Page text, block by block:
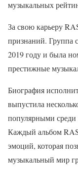
музыкальных
За свою карьеру
признаний. Группа
2019 году и была
престижные
Биография
выпустила
популярными
Каждый альбом
эмоций, которая
музыкальный мир